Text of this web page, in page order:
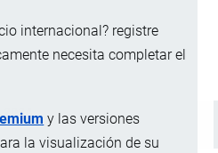
internacional? registre
necesita completar el
y las versiones
la visualización de su